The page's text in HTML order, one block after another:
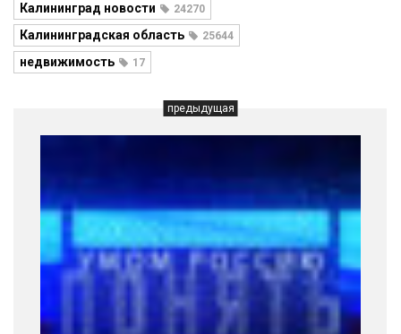
Калининград новости 24270
Калининградская область 25644
недвижимость 17
предыдущая